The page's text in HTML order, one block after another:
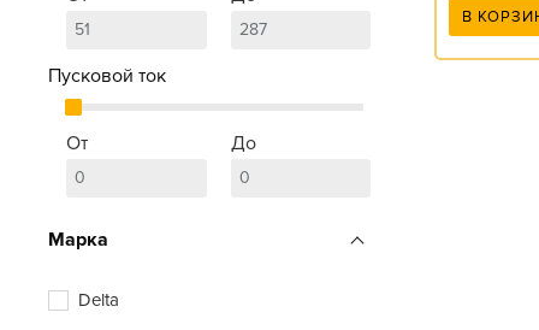
Пусковой ток
От До
Марка
Delta
В